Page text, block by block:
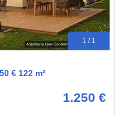
1 / 1
€ 122 m²
1.250 €